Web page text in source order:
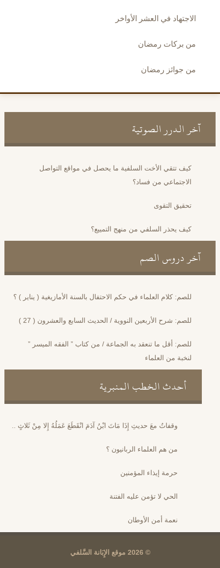
الاجتهاد في العشر الأواخر
من بركات رمضان
من جوائز رمضان
آخر الدرر الصوتية
كيف تتقي الأخت السلفية ما يحصل في مواقع التواصل
الاجتماعي من فساد؟
تحقيق التقوى
كيف يحذر السلفي من منهج التمييع؟
آخر دروس الصم
للصم: كلام العلماء في حكم الاحتفال بالسنة الأمازيغية ( يناير ) ؟
للصم: شرح الأربعين النووية / الحديث السابع والعشرون ( 27 )
للصم: أقل ما تنعقد به الجماعة / من كتاب ” الفقه الميسر ”
لنخبة من العلماء
أحدث الخطب المنبرية
وقفاتٌ معَ حديثِ إِذَا مَاتَ ابْنُ آدَمَ انْقَطَعَ عَمَلُهُ إِلا مِنْ ثَلاثٍ ..
من هم العلماء الربانيون ؟
حرمة إيذاء المؤمنين
الحي لا تؤمن عليه الفتنة
نعمة أمن الأوطان
© 2026 موقع الإِبَانة السَّلفي